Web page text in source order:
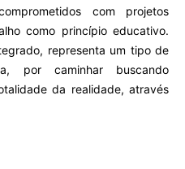
com projetos
como princípio educativo.
representa um tipo de
por caminhar buscando
da realidade, através